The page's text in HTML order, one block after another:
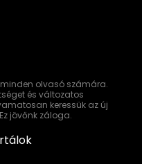
olvasó számára.
és változatos
keressük az új
jövőnk záloga.